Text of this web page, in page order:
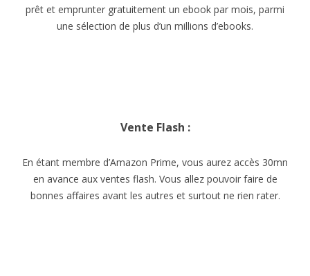
prêt et emprunter gratuitement un ebook par mois, parmi
une sélection de plus d’un millions d’ebooks.
Vente Flash :
En étant membre d’Amazon Prime, vous aurez accès 30mn
en avance aux ventes flash. Vous allez pouvoir faire de
bonnes affaires avant les autres et surtout ne rien rater.